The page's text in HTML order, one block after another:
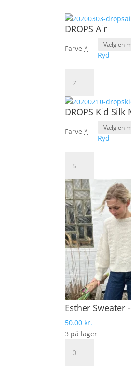
DROPS Air
Farve*
Ryd
Air
antal
DROPS Kid Silk
Farve*
Ryd
Kid
Silk
Mohair
antal
Esther Sweater
50,00 kr.
3 på lager
Sweater